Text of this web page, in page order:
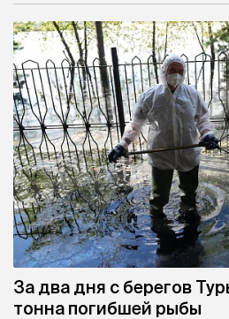
За два дня с берегов
тонна погибшей рыбы